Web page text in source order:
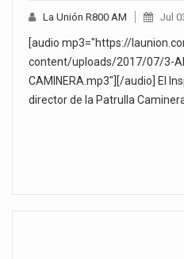
La Unión R800 AM Jul
[audio mp3="https://
content/uploads/2017/07/3-
CAMINERA.mp3"][/audio] El
director de la Patrulla